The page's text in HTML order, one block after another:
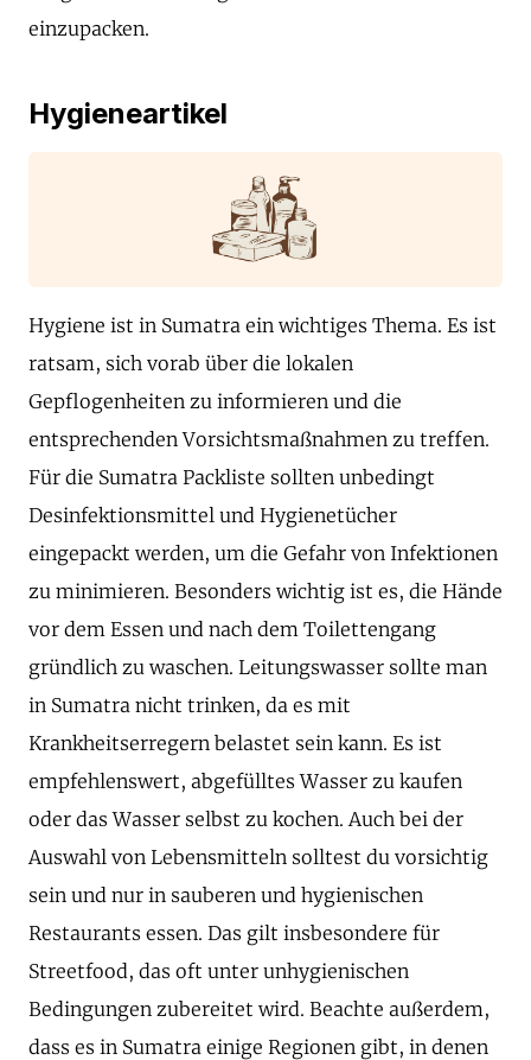
einzupacken.
Hygieneartikel
Hygiene ist in Sumatra ein wichtiges Thema. Es ist
ratsam, sich vorab über die lokalen
Gepflogenheiten zu informieren und die
entsprechenden Vorsichtsmaßnahmen zu treffen.
Für die Sumatra Packliste sollten unbedingt
Desinfektionsmittel und Hygienetücher
eingepackt werden, um die Gefahr von Infektionen
zu minimieren. Besonders wichtig ist es, die Hände
vor dem Essen und nach dem Toilettengang
gründlich zu waschen. Leitungswasser sollte man
in Sumatra nicht trinken, da es mit
Krankheitserregern belastet sein kann. Es ist
empfehlenswert, abgefülltes Wasser zu kaufen
oder das Wasser selbst zu kochen. Auch bei der
Auswahl von Lebensmitteln solltest du vorsichtig
sein und nur in sauberen und hygienischen
Restaurants essen. Das gilt insbesondere für
Streetfood, das oft unter unhygienischen
Bedingungen zubereitet wird. Beachte außerdem,
dass es in Sumatra einige Regionen gibt, in denen